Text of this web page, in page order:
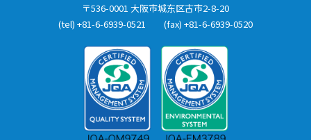
〒536-0001 大阪市城东区古市2-8-20
(tel) +81-6-6939-0521 (fax) +81-6-6939-0520